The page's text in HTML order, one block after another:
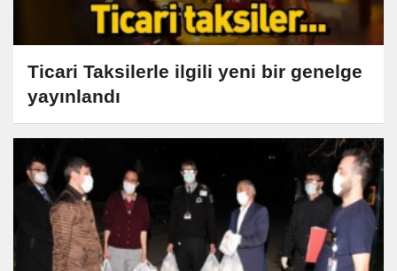
Ticari Taksilerle ilgili yeni bir genelge
yayınlandı